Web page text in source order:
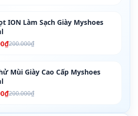
ION Làm Sạch Giày Myshoes
200.000₫
Mùi Giày Cao Cấp Myshoes
200.000₫